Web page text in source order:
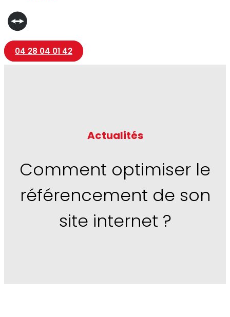
04 28 04 01 42
Actualités
Comment optimiser le
référencement de son
site internet ?